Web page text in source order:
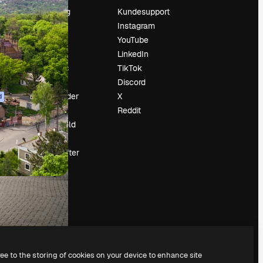
Prissætning
Om os
Reviews
Karriere
Søgetrends
Blog
Begivenheder
Slidesgo
Sælg indhold
Presserum
Leder du efter
magnific.ai
Kundesupport
Instagram
YouTube
LinkedIn
TikTok
Discord
X
Reddit
to the storing of cookies on your device to enhance site